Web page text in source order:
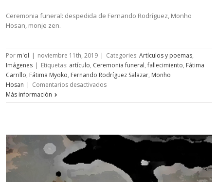
Ceremonia funeral: despedida de Fernando Rodríguez, Monho
Hosan, monje zen.
Por m'ol | noviembre 11th, 2019 | Categories: Artículos y poemas,
Imágenes | Etiquetas: artículo, Ceremonia funeral,fallecimiento, Fátima
Carrillo, Fátima Myoko, Fernando Rodríguez Salazar, Monho
Hosan | Comentarios desactivadosen
Hosan
funeral
Más información